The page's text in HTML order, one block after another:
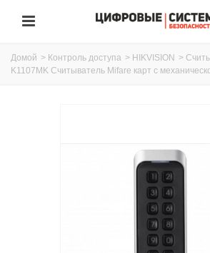
Домой > Контроль доступа > HIKVISION >
K1107MK Считыватель Mifare карт с